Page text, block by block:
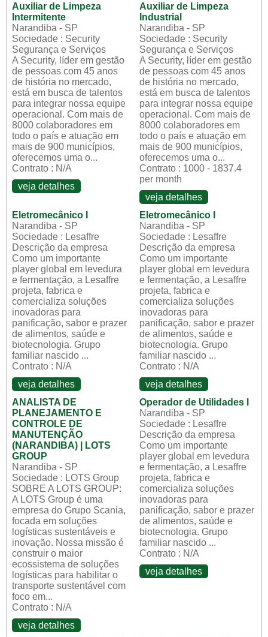
Auxiliar de Limpeza
Intermitente
Narandiba - SP
Sociedade : Security
Segurança e Serviços
A Security, líder em gestão
de pessoas com 45 anos
de história no mercado,
está em busca de talentos
para integrar nossa equipe
operacional. Com mais de
8000 colaboradores em
todo o país e atuação em
mais de 900 municípios,
oferecemos uma o...
Contrato : N/A
veja detalhes
Auxiliar de Limpeza
Industrial
Narandiba - SP
Sociedade : Security
Segurança e Serviços
A Security, líder em gestão
de pessoas com 45 anos
de história no mercado,
está em busca de talentos
para integrar nossa equipe
operacional. Com mais de
8000 colaboradores em
todo o país e atuação em
mais de 900 municípios,
oferecemos uma o...
Contrato : 1000 - 1837.4
per month
veja detalhes
Eletromecânico I
Narandiba - SP
Sociedade : Lesaffre
Descrição da empresa
Como um importante
player global em levedura
e fermentação, a Lesaffre
projeta, fabrica e
comercializa soluções
inovadoras para
panificação, sabor e prazer
de alimentos, saúde e
biotecnologia. Grupo
familiar nascido ...
Contrato : N/A
veja detalhes
Eletromecânico I
Narandiba - SP
Sociedade : Lesaffre
Descrição da empresa
Como um importante
player global em levedura
e fermentação, a Lesaffre
projeta, fabrica e
comercializa soluções
inovadoras para
panificação, sabor e prazer
de alimentos, saúde e
biotecnologia. Grupo
familiar nascido ...
Contrato : N/A
veja detalhes
ANALISTA DE
PLANEJAMENTO E
CONTROLE DE
MANUTENÇÃO
(NARANDIBA) | LOTS
GROUP
Narandiba - SP
Sociedade : LOTS Group
SOBRE A LOTS GROUP:
A LOTS Group é uma
empresa do Grupo Scania,
focada em soluções
logísticas sustentáveis e
inovação. Nossa missão é
construir o maior
ecossistema de soluções
logísticas para habilitar o
transporte sustentável com
foco em...
Contrato : N/A
veja detalhes
Operador de Utilidades I
Narandiba - SP
Sociedade : Lesaffre
Descrição da empresa
Como um importante
player global em levedura
e fermentação, a Lesaffre
projeta, fabrica e
comercializa soluções
inovadoras para
panificação, sabor e prazer
de alimentos, saúde e
biotecnologia. Grupo
familiar nascido ...
Contrato : N/A
veja detalhes